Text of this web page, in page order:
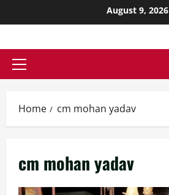
August 9, 2026
Home cm mohan yadav
cm mohan yadav